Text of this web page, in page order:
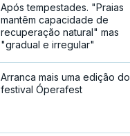
Após tempestades. "Praias
mantêm capacidade de
recuperação natural" mas
"gradual e irregular"
Arranca mais uma edição do
festival Óperafest